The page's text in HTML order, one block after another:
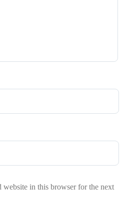
website in this browser for the next